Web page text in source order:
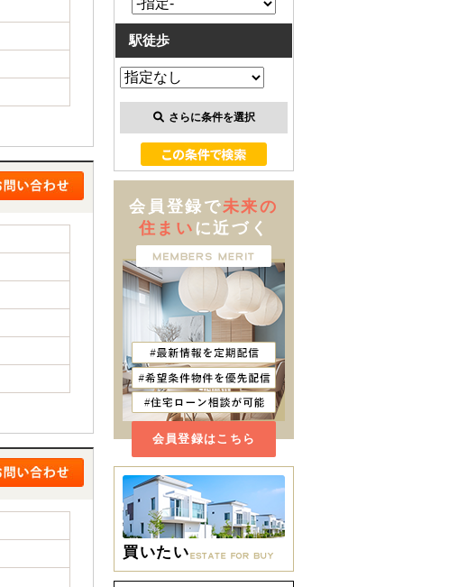
駅徒歩
さらに条件を選択
会員登録で未来の
住まい に近づく
会員登録はこちら
買いたい